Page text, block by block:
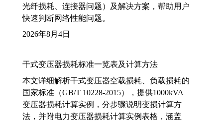
光纤损耗、连接器问题）及解决方案，帮助用户
快速判断网络性能问题。
2026年8月4日
干式变压器损耗标准一览表及计算方法
本文详细解析干式变压器空载损耗、负载损耗的
国家标准（GB/T 10228-2015），提供1000kVA
变压器损耗计算实例，分步骤说明变损计算方
法，并附电力变压器损耗计算实例表格，涵盖